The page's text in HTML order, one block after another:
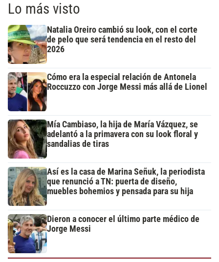
Lo más visto
Natalia Oreiro cambió su look, con el corte
de pelo que será tendencia en el resto del
2026
Cómo era la especial relación de Antonela
Roccuzzo con Jorge Messi más allá de Lionel
Mía Cambiaso, la hija de María Vázquez, se
adelantó a la primavera con su look floral y
sandalias de tiras
Así es la casa de Marina Señuk, la periodista
que renunció a TN: puerta de diseño,
muebles bohemios y pensada para su hija
Dieron a conocer el último parte médico de
Jorge Messi